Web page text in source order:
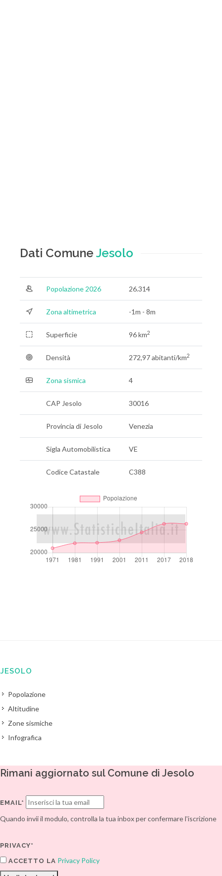
Dati Comune Jesolo
Popolazione 2026 26.314
Zona altimetrica -1m - 8m
Superficie 96 km2
Densità 272,97 abitanti/km2
Zona sismica 4
CAP Jesolo 30016
Provincia di Jesolo Venezia
Sigla Automobilistica VE
Codice Catastale C388
JESOLO
Popolazione
Altitudine
Zone sismiche
Infografica
Rimani aggiornato sul Comune di Jesolo
EMAIL*
Quando invii il modulo, controlla la tua inbox per confermare l'iscrizione
PRIVACY*
ACCETTO LA Privacy Policy